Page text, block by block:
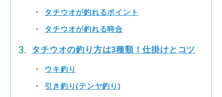
タチウオが釣れるポイント
タチウオが釣れる時合
タチウオの釣り方は3種類！仕掛けとコツ
ウキ釣り
引き釣り(テンヤ釣り)